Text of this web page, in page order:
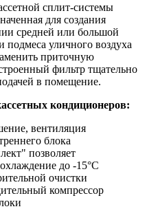
сплит-системы
для создания
средней или большой
уличного воздуха
приточную
фильтр тщательно
в помещение.
кондиционеров:
вентиляция
блока
позволяет
до -15°С
очистки
компрессор